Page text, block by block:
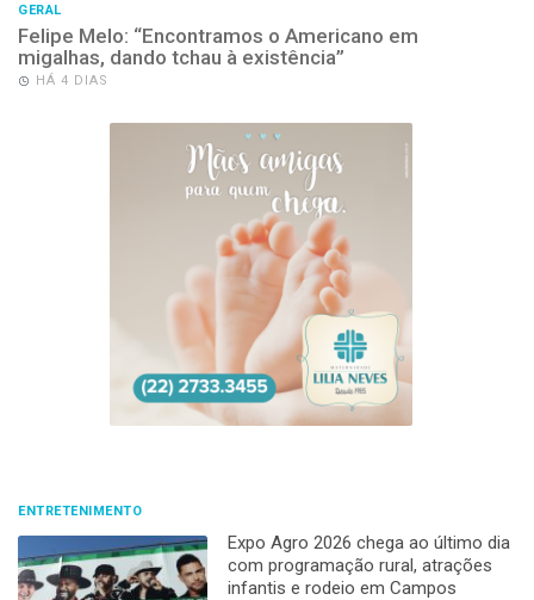
GERAL
Felipe Melo: “Encontramos o Americano em
migalhas, dando tchau à existência”
HÁ 4 DIAS
ENTRETENIMENTO
Expo Agro 2026 chega ao último dia
com programação rural, atrações
infantis e rodeio em Campos